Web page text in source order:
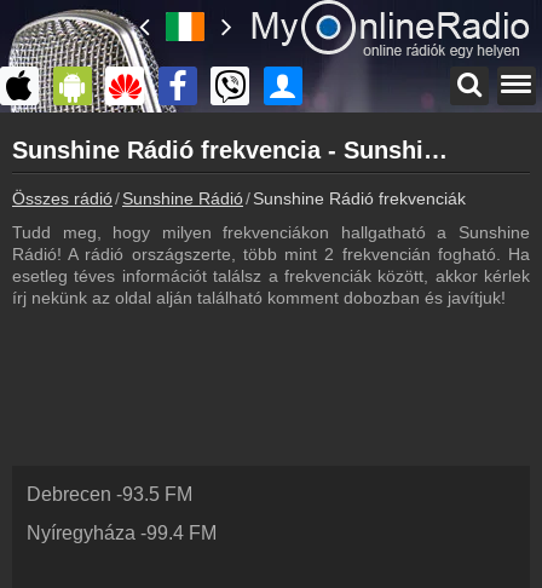
myonlineradio.hu
Sunshine Rádió
Vissza a Sunshine Rádió oldalára
Bejelentkezés
Hozz létre saját fiókot!
Webkamera
Sunshine Rádió webkamera, élőkép
Sunshine Rádió frekvencia - Sunshine Rádió frekvenciák
Összes rádió Sunshine Rádió Sunshine Rádió frekvenciák
Tudd meg, hogy milyen frekvenciákon hallgatható a Sunshine
Rádió! A rádió országszerte, több mint 2 frekvencián fogható. Ha
esetleg téves információt találsz a frekvenciák között, akkor kérlek
írj nekünk az oldal alján található komment dobozban és javítjuk!
Debrecen -93.5 FM
Nyíregyháza -99.4 FM